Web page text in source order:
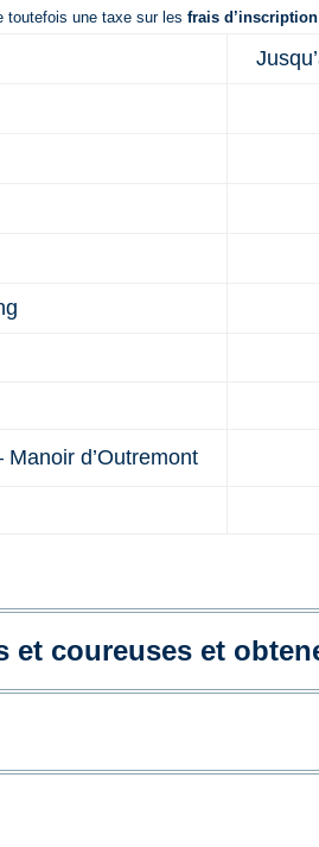
toutefois une taxe sur les frais d’inscription
d’Outremont
et coureuses et